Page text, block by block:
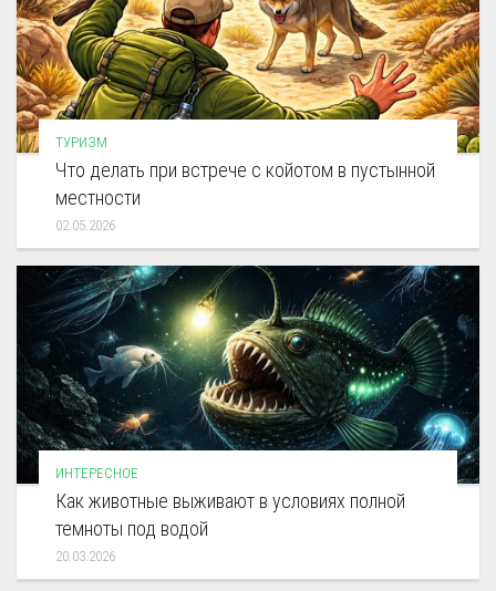
ТУРИЗМ
Что делать при встрече с койотом в пустынной
местности
02.05.2026
ИНТЕРЕСНОЕ
Как животные выживают в условиях полной
темноты под водой
20.03.2026